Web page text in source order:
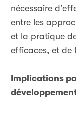
nécessaire
entre les
et la pratique
efficaces, et de
Implications